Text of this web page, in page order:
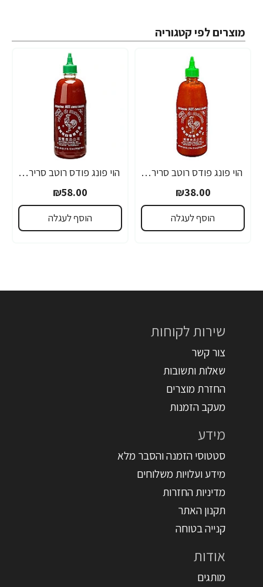
מוצרים לפי קטגוריה
הוי פונג פודס רוטב סריראצ'ה פלפל צ'ילי חריף 435 גרם - מבית HUY FONG FOODS
₪38.00
הוסף לעגלה
הוי פונג פודס רוטב סריראצ'ה פלפל צ'ילי חריף 793 גרם - מבית HUY FONG FOODS
₪58.00
הוסף לעגלה
שירות לקוחות
צור קשר
שאלות ותשובות
החזרת מוצרים
מעקב הזמנות
מידע
סטטוסי הזמנה והסבר מלא
מידע ועלויות משלוחים
מדיניות החזרות
תקנון האתר
קנייה בטוחה
אודות
מותגים